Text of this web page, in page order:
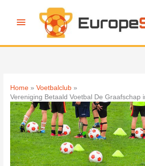
Hoofdmenu
Home
Voetbalclub
Vereniging Betaald Voetbal De Graafschap